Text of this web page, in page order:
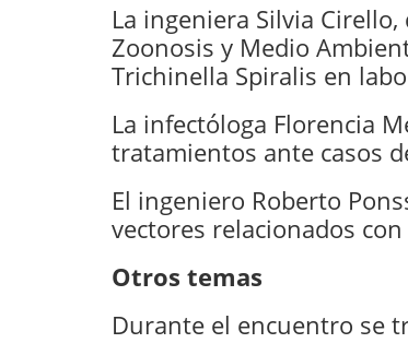
La ingeniera Silvia
Zoonosis y Medio
Trichinella Spiralis en
La infectóloga Florencia
tratamientos ante casos
El ingeniero Roberto
vectores relacionados
Otros temas
Durante el encuentro se